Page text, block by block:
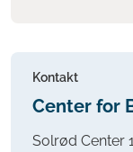
Kontakt
Center for
Solrød Center